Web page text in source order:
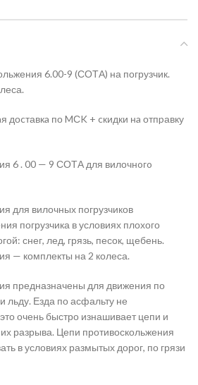
6.00-9 (СОТА) на погрузчик.
по MСK + cкидки нa отпpавку
6 . 00 — 9 СОТА для вилочнoгo
для вилочных погрузчиков
погрузчика в условиях плохого
снег, лед, грязь, песок, щебень.
— комплекты на 2 колеса.
предназначены для движения по
льду. Езда по асфальту не
очень быстро изнашивает цепи и
разрыва. Цепи противоскольжения
в условиях размытых дорог, по грязи